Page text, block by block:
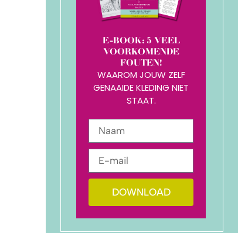
E-BOOK: 5 VEEL
VOORKOMENDE
FOUTEN!
WAAROM JOUW ZELF
GENAAIDE KLEDING NIET
STAAT.
DOWNLOAD